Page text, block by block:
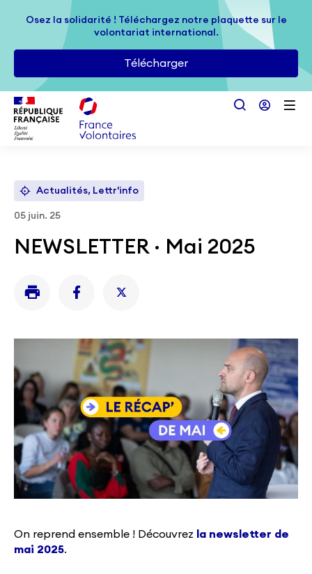
Passer au contenu principal
Osez la solidarité ! Téléchargez notre plaquette sur le
volontariat international.
Télécharger
Osez la solidarité ! Téléchargez notre plaquette sur le
volontariat international.
Télécharger
Actualités, Lettr'info
05 juin. 25
NEWSLETTER · Mai 2025
On reprend ensemble ! Découvrez
la newsletter de
mai 2025.